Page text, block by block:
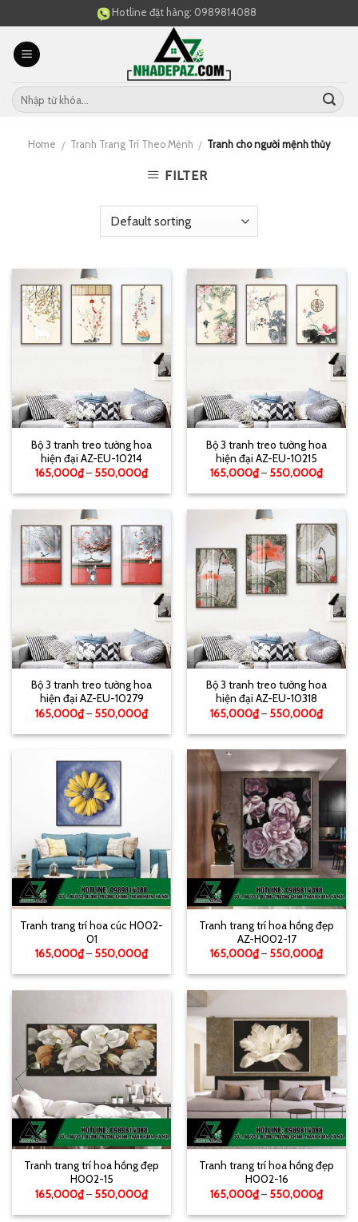
to
content
Hotline đặt hàng: 0989814088
Home / Tranh Trang Trí Theo Mệnh / Tranh cho người mệnh thủy
FILTER
Bộ 3 tranh treo tường hoa
hiện đại AZ-EU-10214
165,000₫– 550,000₫
Bộ 3 tranh treo tường hoa
hiện đại AZ-EU-10215
165,000₫– 550,000₫
Bộ 3 tranh treo tường hoa
hiện đại AZ-EU-10279
165,000₫– 550,000₫
Bộ 3 tranh treo tường hoa
hiện đại AZ-EU-10318
165,000₫– 550,000₫
Tranh trang trí hoa cúc H002-
01
165,000₫– 550,000₫
Tranh trang trí hoa hồng đẹp
AZ-H002-17
165,000₫– 550,000₫
Tranh trang trí hoa hồng đẹp
H002-15
165,000₫– 550,000₫
Tranh trang trí hoa hồng đẹp
H002-16
165,000₫– 550,000₫